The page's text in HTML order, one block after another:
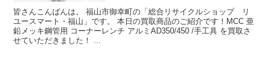
皆さんこんばんは。 福山市御幸町の「総合リサイクルショップ リ
ユースマート・福山」です。 本日の買取商品のご紹介です！MCC 亜
鉛メッキ鋼管用 コーナーレンチ アルミAD350/450 /手工具 を買取さ
せていただきました！ ...